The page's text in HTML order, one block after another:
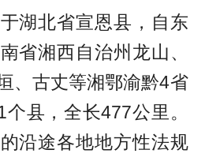
北省宣恩县，自东
省湘西自治州龙山、
、古丈等湘鄂渝黔4省
县，全长477公里。
沿途各地地方性法规